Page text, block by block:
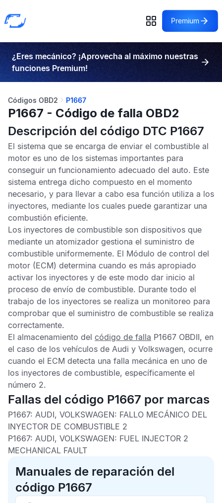
Premium
¿Eres mecánico? ¡Aprovecha al máximo nuestras
funciones Premium!
Códigos OBD2 P1667
P1667 - Código de falla OBD2
Descripción del código DTC P1667
El sistema que se encarga de enviar el combustible al
motor es uno de los sistemas importantes para
conseguir un funcionamiento adecuado del auto. Este
sistema entrega dicho compuesto en el momento
necesario, y para llevar a cabo esa función utiliza a los
inyectores, mediante los cuales puede garantizar una
combustión eficiente.
Los inyectores de combustible son dispositivos que
mediante un atomizador gestiona el suministro de
combustible uniformemente. El Módulo de control del
motor (ECM) determina cuando es más apropiado
activar los inyectores y de este modo dar inicio al
proceso de envío de combustible. Durante todo el
trabajo de los inyectores se realiza un monitoreo para
comprobar que el suministro de combustible se realiza
correctamente.
El almacenamiento del código de falla P1667 OBDII, en
el caso de los vehículos de Audi y Volkswagen, ocurre
cuando el ECM detecta una falla mecánica en uno de
los inyectores de combustible, específicamente el
número 2.
Fallas del código P1667 por marcas
P1667: AUDI, VOLKSWAGEN: FALLO MECÁNICO DEL
INYECTOR DE COMBUSTIBLE 2
P1667: AUDI, VOLKSWAGEN: FUEL INJECTOR 2
MECHANICAL FAULT
Manuales de reparación del
código P1667